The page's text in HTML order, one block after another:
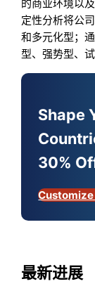
的商业环境以
定性分析将公
和多元化型；
型、强势型、
Shape
30%
最新进展